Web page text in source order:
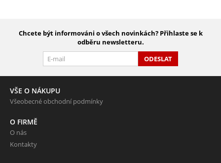
Chcete být informováni o všech novinkách? Přihlaste se k
odběru newsletteru.
ODESLAT
VŠE O NÁKUPU
Všeobecné obchodní podmínky
O FIRMĚ
O nás
Kontakty